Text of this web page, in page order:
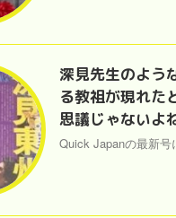
深見先生のよう
る教祖が現れた
思議じゃないよ
Quick Japanの最新号